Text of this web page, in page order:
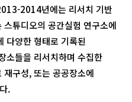
2014년에는 리서치 기반
튜디오의 공간실험 연구소에
다양한 형태로 기록된
소들을 리서치하며 수집한
구성, 또는 공공장소에
.